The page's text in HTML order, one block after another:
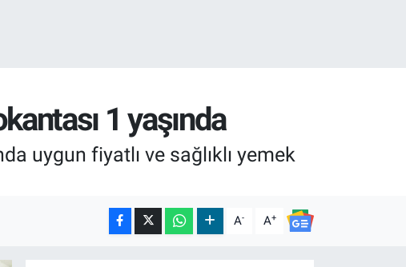
1 yaşında
uygun fiyatlı ve sağlıklı yemek
A- A+